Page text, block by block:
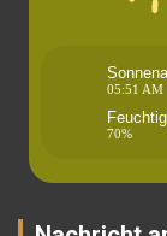
05:51 AM
70%